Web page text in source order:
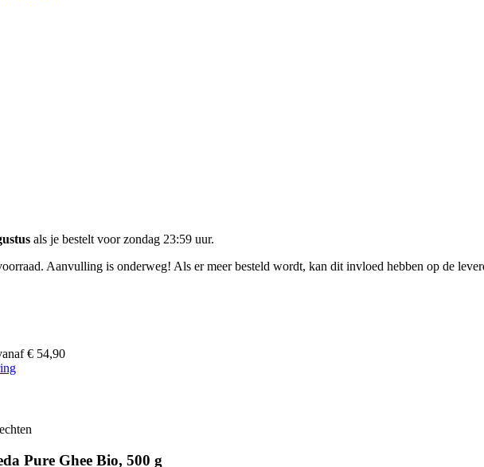
als je bestelt voorzondag 23:59 uur.
Aanvulling is onderweg! Als er meer besteld wordt, kan dit invloed hebben op de
€ 54,90
Pure Ghee Bio, 500 g